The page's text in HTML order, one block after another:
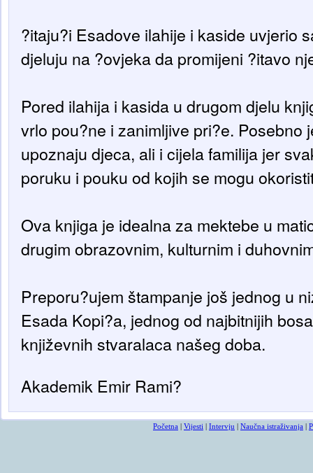
?itaju?i Esadove ilahije i kaside uvjerio
djeluju na ?ovjeka da promijeni ?itavo
Pored ilahija i kasida u drugom djelu
vrlo pou?ne i zanimljive pri?e. Posebno
upoznaju djeca, ali i cijela familija jer
poruku i pouku od kojih se mogu
Ova knjiga je idealna za mektebe u
drugim obrazovnim, kulturnim i
Preporu?ujem štampanje još jednog u
Esada Kopi?a, jednog od najbitnijih
književnih stvaralaca našeg doba.
Akademik Emir Rami?
Početna Vijesti Intervju Naučna istraživanja